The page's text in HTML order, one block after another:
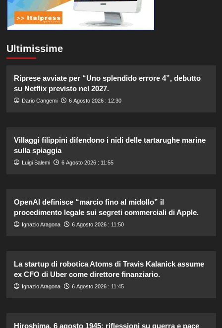
Ultimissime
Riprese avviate per “Uno splendido errore 4”, debutto
su Netflix previsto nel 2027.
Dario Cangemi 6 Agosto 2026 : 12:30
Villaggi filippini difendono i nidi delle tartarughe marine
sulla spiaggia
Luigi Salemi 6 Agosto 2026 : 11:55
OpenAI definisce “marcio fino al midollo” il
procedimento legale sui segreti commerciali di Apple.
Ignazio Aragona 6 Agosto 2026 : 11:50
La startup di robotica Atoms di Travis Kalanick assume
ex CFO di Uber come direttore finanziario.
Ignazio Aragona 6 Agosto 2026 : 11:45
Hiroshima, 6 agosto 1945: riflessioni su guerra e pace